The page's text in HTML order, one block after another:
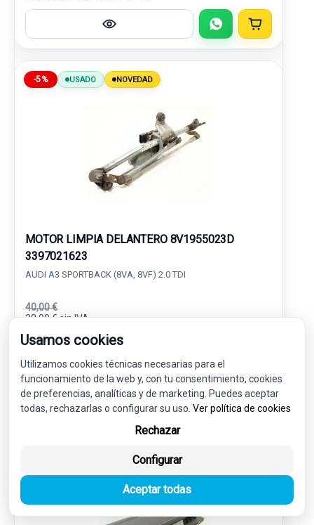
-5% USADO NOVEDAD
MOTOR LIMPIA DELANTERO 8V1955023D
3397021623
AUDI A3 SPORTBACK (8VA, 8VF) 2.0 TDI
40,00 €
38,00 € sin IVA.
45,98 € (IVA incl.)
Ref: 7978623 OEM: 8V1955023D
Envío 24-48h
Usamos cookies
Utilizamos cookies técnicas necesarias para el
funcionamiento de la web y, con tu consentimiento, cookies
de preferencias, analíticas y de marketing. Puedes aceptar
todas, rechazarlas o configurar su uso. Ver política de cookies
Rechazar
Configurar
Aceptar todas